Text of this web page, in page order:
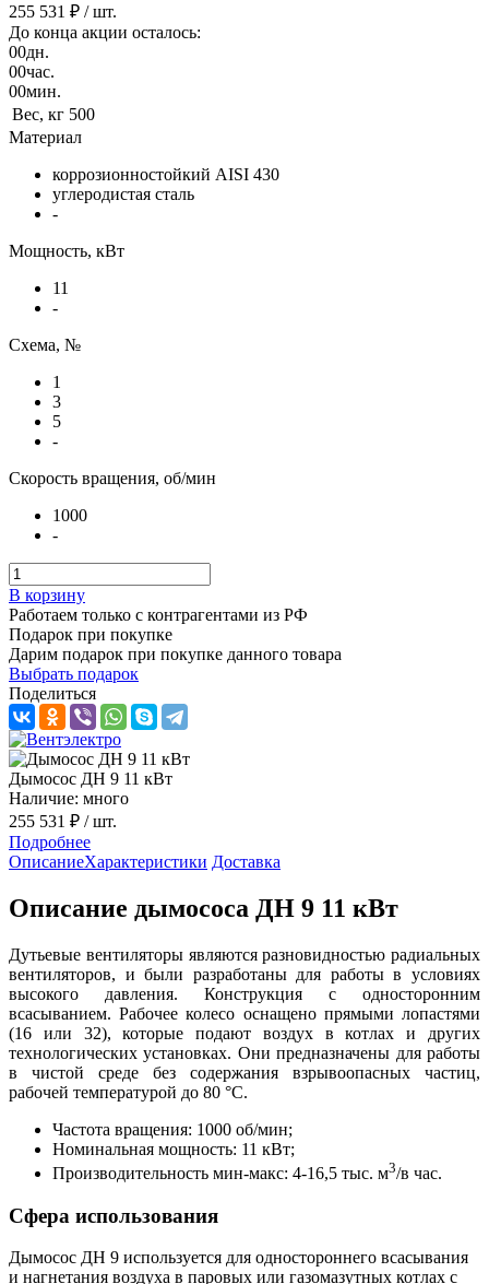
255 531 ₽ / шт.
До конца акции осталось:
00дн.
00час.
00мин.
Вес, кг 500
Материал
коррозионностойкий AISI 430
углеродистая сталь
-
Мощность, кВт
11
-
Схема, №
1
3
5
-
Скорость вращения, об/мин
1000
-
В корзину
Работаем только с контрагентами из РФ
Подарок при покупке
Дарим подарок при покупке данного товара
Выбрать подарок
Поделиться
Дымосос ДН 9 11 кВт
Наличие: много
255 531 ₽ / шт.
Подробнее
ОписаниеХарактеристики Доставка
Описание дымососа ДН 9 11 кВт
Дутьевые вентиляторы являются разновидностью радиальных
вентиляторов, и были разработаны для работы в условиях
высокого давления. Конструкция с односторонним
всасыванием. Рабочее колесо оснащено прямыми лопастями
(16 или 32), которые подают воздух в котлах и других
технологических установках. Они предназначены для работы
в чистой среде без содержания взрывоопасных частиц,
рабочей температурой до 80 °С.
Частота вращения: 1000 об/мин;
Номинальная мощность: 11 кВт;
Производительность мин-макс: 4-16,5 тыс. м3/в час.
Сфера использования
Дымосос ДН 9 используется для одностороннего всасывания
и нагнетания воздуха в паровых или газомазутных котлах с